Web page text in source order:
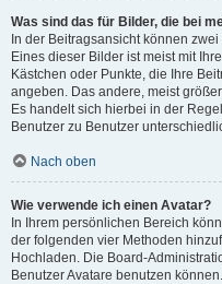
Was sind das für Bilder, die bei
In der Beitragsansicht können
Eines dieser Bilder ist meist mit
Kästchen oder Punkte, die Ihre
angeben. Das andere, meist
Es handelt sich hierbei in der
Benutzer zu Benutzer
Nach oben
Wie verwende ich einen Avatar?
In Ihrem persönlichen Bereich
der folgenden vier Methoden
Hochladen. Die Board-
Benutzer Avatare benutzen